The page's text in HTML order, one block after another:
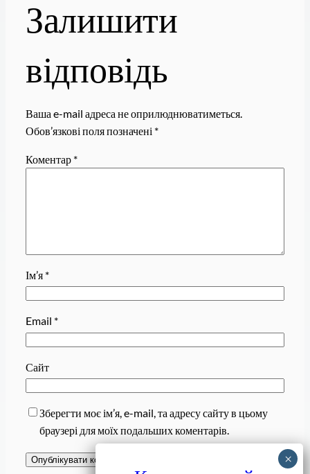
Залишити
відповідь
Ваша e-mail адреса не оприлюднюватиметься.
Обов’язкові поля позначені *
Коментар *
Ім’я *
Email *
Сайт
Зберегти моє ім’я, e-mail, та адресу сайту в цьому
браузері для моїх подальших коментарів.